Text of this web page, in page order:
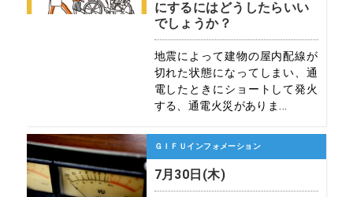
にするにはどうしたらいい
でしょうか？
地震によって建物の屋内配線が
切れた状態になってしまい、通
電したときにショートして発火
する、通電火災がありま...
ＧＩＦＵインフォメーション
7月30日(木)